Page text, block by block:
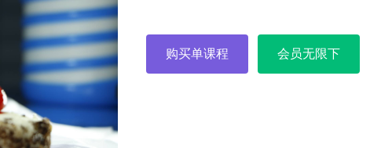
购买单课程 会员无限下